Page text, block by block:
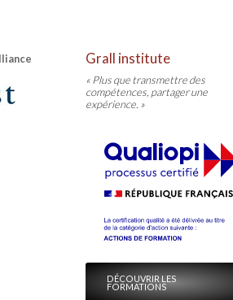
Grall institute
« Plus que transmettre des
compétences, partager une
expérience. »
DÉCOUVRIR LES
FORMATIONS